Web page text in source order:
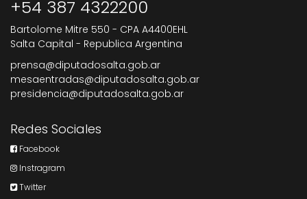
+54 387 4322200
Bartolome Mitre 550 - CPA A4400EHL
Salta Capital - Republica Argentina
prensa@diputadosalta.gob.ar
mesaentradas@diputadosalta.gob.ar
presidencia@diputadosalta.gob.ar
Redes Sociales
Facebook
Instragram
Twitter